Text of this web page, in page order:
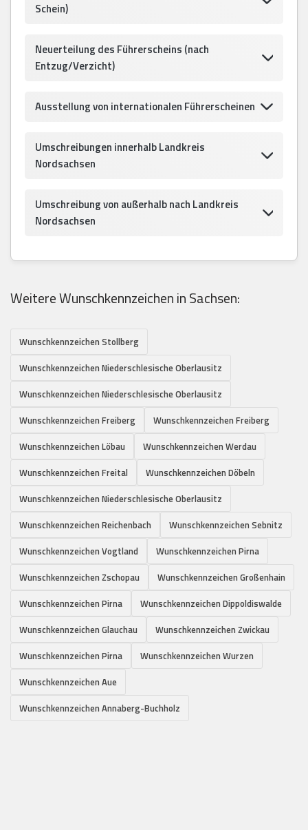
Schein)
Neuerteilung des Führerscheins (nach
Entzug/Verzicht)
Ausstellung von internationalen Führerscheinen
Umschreibungen innerhalb Landkreis
Nordsachsen
Umschreibung von außerhalb nach Landkreis
Nordsachsen
Weitere Wunschkennzeichen in Sachsen:
Wunschkennzeichen Stollberg
Wunschkennzeichen Niederschlesische Oberlausitz
Wunschkennzeichen Niederschlesische Oberlausitz
Wunschkennzeichen Freiberg
Wunschkennzeichen Freiberg
Wunschkennzeichen Löbau
Wunschkennzeichen Werdau
Wunschkennzeichen Freital
Wunschkennzeichen Döbeln
Wunschkennzeichen Niederschlesische Oberlausitz
Wunschkennzeichen Reichenbach
Wunschkennzeichen Sebnitz
Wunschkennzeichen Vogtland
Wunschkennzeichen Pirna
Wunschkennzeichen Zschopau
Wunschkennzeichen Großenhain
Wunschkennzeichen Pirna
Wunschkennzeichen Dippoldiswalde
Wunschkennzeichen Glauchau
Wunschkennzeichen Zwickau
Wunschkennzeichen Pirna
Wunschkennzeichen Wurzen
Wunschkennzeichen Aue
Wunschkennzeichen Annaberg-Buchholz